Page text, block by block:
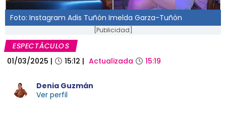
Foto: Instagram Adis Tuñón Imelda Garza-Tuñón
[Publicidad]
ESPECTÁCULOS
01/03/2025 | 15:12 | Actualizada 15:19
Denia Guzmán
Ver perfil